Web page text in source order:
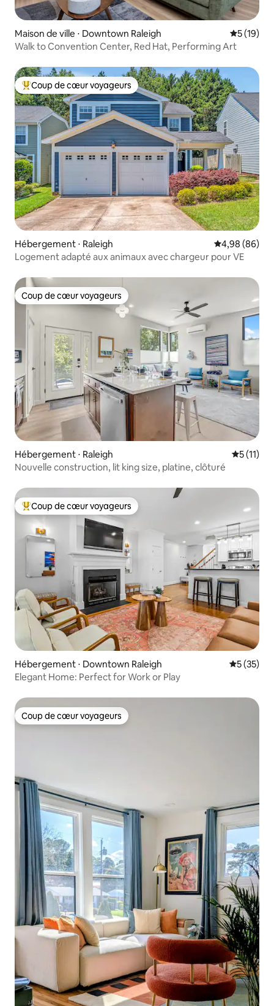
Maison de ville ⋅ Downtown Raleigh
5 (19)
Walk to Convention Center, Red Hat, Performing Art
Coups de cœur voyageurs les plus appréciés
Coup de cœur voyageurs
Hébergement ⋅ Raleigh Évaluation
4,98 (86)
Logement adapté aux animaux avec chargeur pour VE
Coup de cœur voyageurs
Coup de cœur voyageurs
Hébergement ⋅ Raleigh
5 (11)
Nouvelle construction, lit king size, platine, clôturé
Coups de cœur voyageurs les plus appréciés
Coup de cœur voyageurs
Hébergement ⋅ Downtown Raleigh
5 (35)
Elegant Home: Perfect for Work or Play
Coup de cœur voyageurs
Coup de cœur voyageurs